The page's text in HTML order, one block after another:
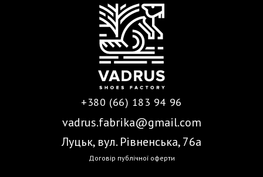
+380 (66) 183 94 96
vadrus.fabrika@gmail.com
Луцьк, вул. Рівненська, 76а
Договір публічної оферти